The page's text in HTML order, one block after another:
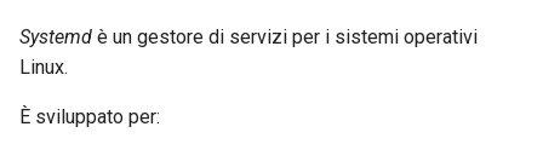
Systemd è un gestore di servizi per i sistemi operativi
Linux.
È sviluppato per: